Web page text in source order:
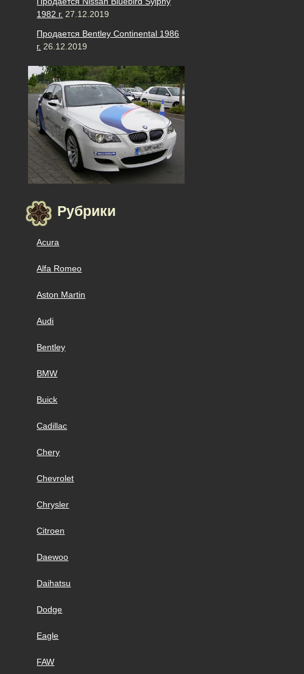
1982 г. 27.12.2019
Продается Bentley Continental 1986
г. 26.12.2019
Рубрики
Acura
Alfa Romeo
Aston Martin
Audi
Bentley
BMW
Buick
Cadillac
Chery
Chevrolet
Chrysler
Citroen
Daewoo
Daihatsu
Dodge
Eagle
FAW